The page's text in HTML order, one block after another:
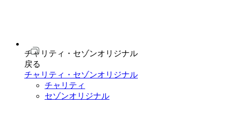
チャリティ・セゾンオリジナル
戻る
チャリティ・セゾンオリジナル
チャリティ
セゾンオリジナル